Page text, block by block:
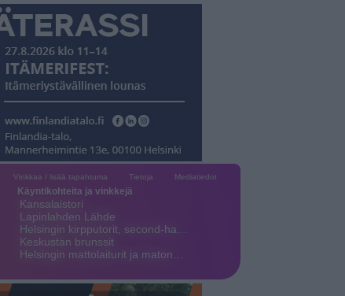
Vinkkaa / lisää tapahtuma Tietoja Mediatiedot
Käyntikohteita ja vinkkejä
Kansalaistori
Lapinlahden Lähde
Helsingin kirpputorit, second-ha…
Keskustan brunssit
Helsingin mattolaiturit ja maton…